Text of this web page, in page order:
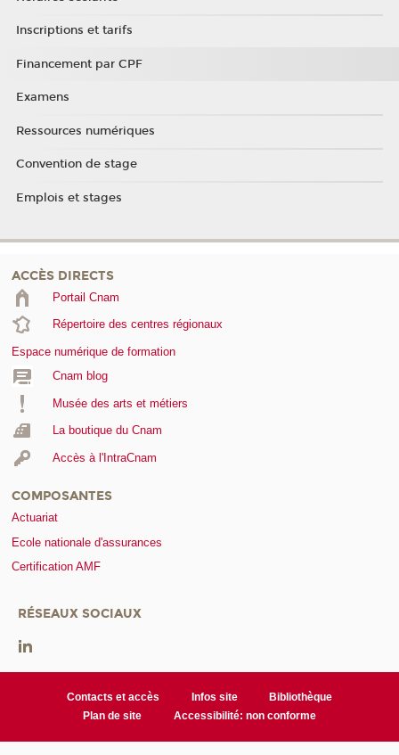
Inscriptions et tarifs
Financement par CPF
Examens
Ressources numériques
Convention de stage
Emplois et stages
ACCÈS DIRECTS
Portail Cnam
Répertoire des centres régionaux
Espace numérique de formation
Cnam blog
Musée des arts et métiers
La boutique du Cnam
Accès à l'IntraCnam
COMPOSANTES
Actuariat
Ecole nationale d'assurances
Certification AMF
RÉSEAUX SOCIAUX
Contacts et accès Infos site
Bibliothèque
Plan de site
Accessibilité: non conforme